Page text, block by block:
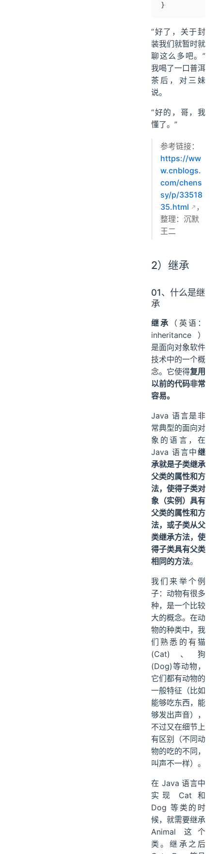
}
“好了，关于封
装我们就暂时就
聊这么多吧。”
我喝了一口普洱
茶后，对三妹
说。
“好的，哥，我
懂了。”
参考链接：
https://ww
w.cnblogs.
com/chens
sy/p/33518
35.html
，
整理：沉默
王二
2）继承
01、什么是继
承
继承
（英语：
inheritance）
是面向对象软件
技术中的一个概
念。它使得复用
以前的代码非常
容易。
Java 语言是非
常典型的面向对
象的语言，在
Java 语言中继
承就是子类继承
父类的属性和方
法，使得子类对
象（实例）具有
父类的属性和方
法，或子类从父
类继承方法，使
得子类具有父类
相同的方法。
我们来举个例
子：动物有很多
种，是一个比较
大的概念。在动
物的种类中，我
们熟悉的有猫
(Cat)、狗
(Dog)等动物，
它们都有动物的
一般特征（比如
能够吃东西，能
够发出声音），
不过又在细节上
有区别（不同动
物的吃的不同，
叫声不一样）。
在 Java 语言中
实现 Cat 和
Dog 等类的时
候，就需要继承
Animal 这个
类。继承之后